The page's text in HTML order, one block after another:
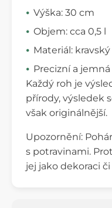
Výška: 30 cm
Objem: cca 0,5 l
Materiál:
Precizní a
Každý roh je
přírody, výsledek
však originálnější.
Upozornění:
s potravinami.
jej jako dekoraci